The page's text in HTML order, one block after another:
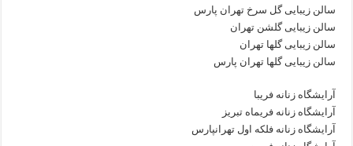
سالن زیبایی گل سرخ تهران پارس
سالن زیبایی گلشن تهران
سالن زیبایی گلها تهران
سالن زیبایی گلها تهران پارس
آرایشگاه زنانه فریبا
آرایشگاه زنانه فریماه تبریز
آرایشگاه زنانه فلکه اول تهرانپارس